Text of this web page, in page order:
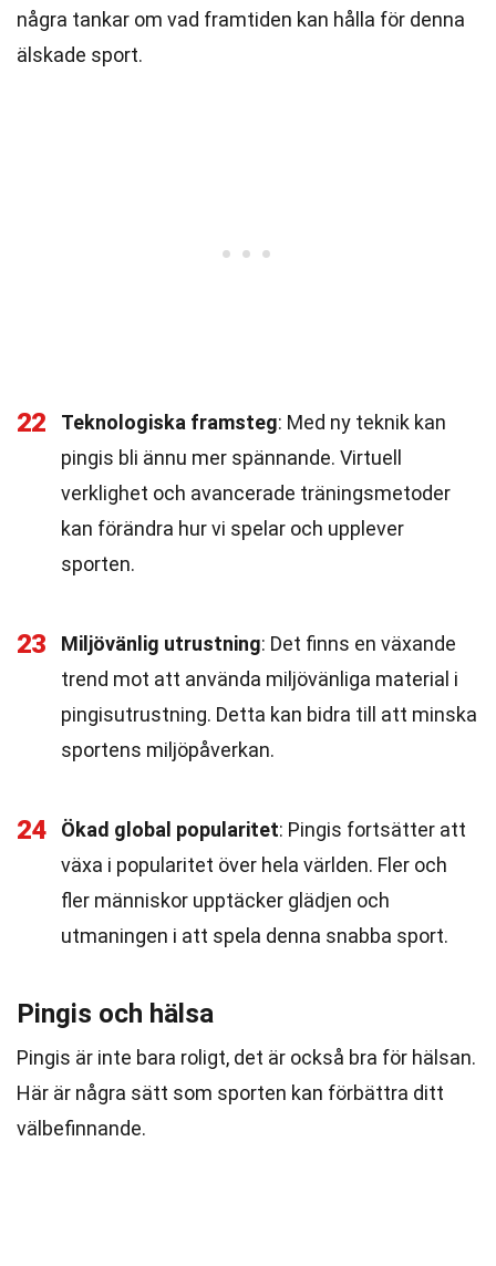
några tankar om vad framtiden kan hålla för denna
älskade sport.
22 Teknologiska framsteg: Med ny teknik kan
pingis bli ännu mer spännande. Virtuell
verklighet och avancerade träningsmetoder
kan förändra hur vi spelar och upplever
sporten.
23 Miljövänlig utrustning: Det finns en växande
trend mot att använda miljövänliga material i
pingisutrustning. Detta kan bidra till att minska
sportens miljöpåverkan.
24 Ökad global popularitet: Pingis fortsätter att
växa i popularitet över hela världen. Fler och
fler människor upptäcker glädjen och
utmaningen i att spela denna snabba sport.
Pingis och hälsa
Pingis är inte bara roligt, det är också bra för hälsan.
Här är några sätt som sporten kan förbättra ditt
välbefinnande.